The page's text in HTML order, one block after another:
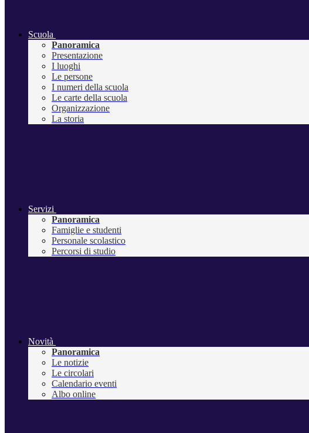
Scuola
Panoramica
Presentazione
I luoghi
Le persone
I numeri della scuola
Le carte della scuola
Organizzazione
La storia
Servizi
Panoramica
Famiglie e studenti
Personale scolastico
Percorsi di studio
Novità
Panoramica
Le notizie
Le circolari
Calendario eventi
Albo online